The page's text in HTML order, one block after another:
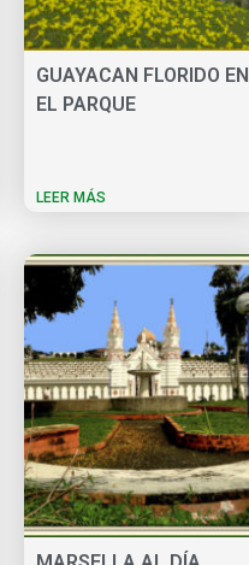
GUAYACAN FLORIDO EN
EL PARQUE
LEER MÁS